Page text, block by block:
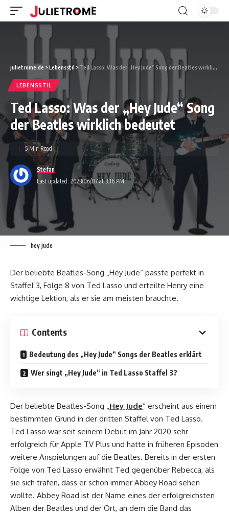
julietrome.de >Lebensstil > Ted Lasso: Was der „Hey Jude“ Song der Beatles wirklich bedeutet
LEBENSSTIL
Ted Lasso: Was der „Hey Jude“ Song
der Beatles wirklich bedeutet
Last updated: 2023/06/07 at 3:16 PM
Stefan
5 Min Read
hey jude
Der beliebte Beatles-Song „Hey Jude“ passte perfekt in
Staffel 3, Folge 8 von Ted Lasso und erteilte Henry eine
wichtige Lektion, als er sie am meisten brauchte.
Contents
Bedeutung des „Hey Jude“ Songs der Beatles erklärt
Wer singt „Hey Jude“ in Ted Lasso Staffel 3?
Der beliebte Beatles-Song „Hey Jude“ erscheint aus einem
bestimmten Grund in der dritten Staffel von Ted Lasso.
Ted Lasso war seit seinem Debüt im Jahr 2020 sehr
erfolgreich für Apple TV Plus und hatte in früheren Episoden
weitere Anspielungen auf die Beatles. Bereits in der ersten
Folge von Ted Lasso erwähnt Ted gegenüber Rebecca, als
sie sich trafen, dass er schon immer Abbey Road sehen
wollte. Abbey Road ist der Name eines der erfolgreichsten
Alben der Beatles und der Ort, an dem die Band das